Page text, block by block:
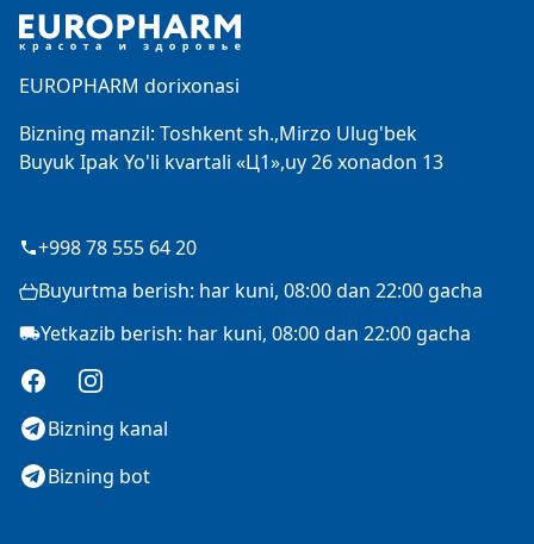
EUROPHARM dorixonasi
Bizning manzil: Toshkent sh.,Mirzo Ulug'bek
Buyuk Ipak Yo'li kvartali «Ц1»,uy 26 xonadon 13
+998 78 555 64 20
Buyurtma berish: har kuni, 08:00 dan 22:00 gacha
Yetkazib berish: har kuni, 08:00 dan 22:00 gacha
FacebookInstagram
Bizning kanal
Bizning bot